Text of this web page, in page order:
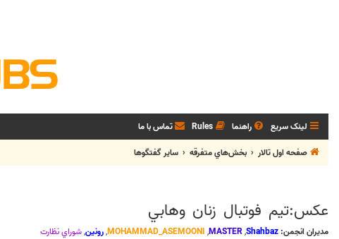
لینک سریع راهنما Rules تماس با ما
صفحه اول تالار
بخش‌‌هاي متفرقه ساير گفتگوها
عكس:تيم فوتبال زنان وهابي
مدیران انجمن: Shahbaz
,
MASTER
,
MOHAMMAD_ASEMOONI
,رونین,شوراي نظارت